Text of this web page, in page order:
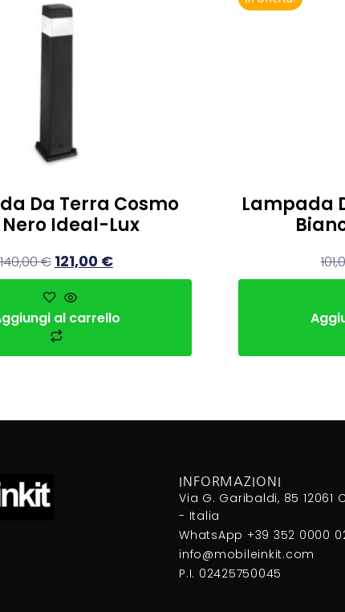
Da Terra Cosmo
Nero Ideal-Lux
140,00€ 121,00 €
al carrello
Lampada
INFORMAZIONI
Via G. Garibaldi, 85 12061
- Italia
WhatsApp +39 352 0000
info@mobileinkit.com
P.I. 02425750045